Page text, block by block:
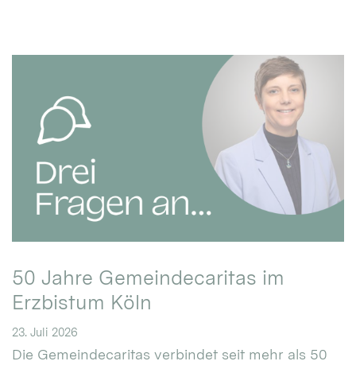
50 Jahre Gemeindecaritas im
Erzbistum Köln
23. Juli 2026
Die Gemeindecaritas verbindet seit mehr als 50